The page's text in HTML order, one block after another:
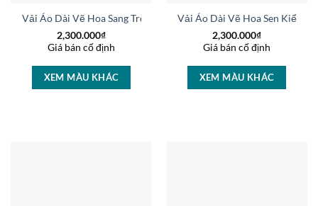
Vải Áo Dài Vẽ Hoa Sang Trọng Vừa Ra AD V51025
2,300.000₫
Giá bán cố định
XEM MÀU KHÁC
Vải Áo Dài Vẽ Hoa Sen Kiểu
2,300.000₫
Giá bán cố định
XEM MÀU KHÁC